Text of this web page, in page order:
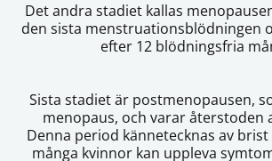
Det andra stadiet kallas
den sista menstruationsblödningen
efter 12 blödningsfria
Sista stadiet är postmenopausen,
menopaus, och varar återstoden
Denna period kännetecknas av
många kvinnor kan uppleva